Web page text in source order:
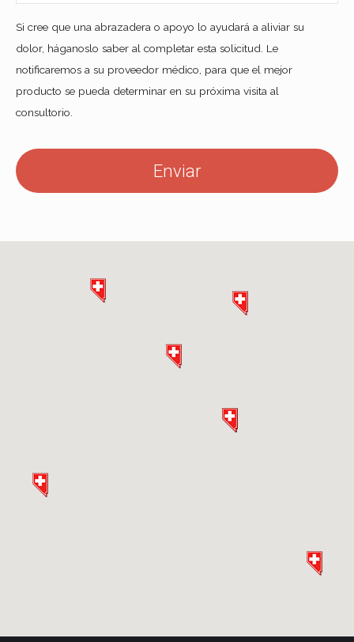
Si cree que una abrazadera o apoyo lo ayudará a aliviar su
dolor, háganoslo saber al completar esta solicitud. Le
notificaremos a su proveedor médico, para que el mejor
producto se pueda determinar en su próxima visita al
consultorio.